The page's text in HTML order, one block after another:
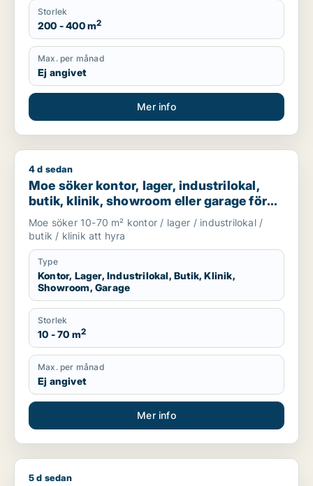
Storlek
200 - 400 m2
Max. per månad
Ej angivet
Mer info
Moe söker kontor, lager, industrilokal, butik, klinik,
4 d sedan
Moe söker kontor, lager, industrilokal,
butik, klinik, showroom eller garage för
uthyrning i Stockholm
Moe söker 10-70 m² kontor / lager / industrilokal /
butik / klinik att hyra
Type
Kontor, Lager, Industrilokal, Butik, Klinik,
Showroom, Garage
Storlek
10 - 70 m2
Max. per månad
Ej angivet
Mer info
Fadi söker lager, industrilokal eller garage för uthyrning i
5 d sedan